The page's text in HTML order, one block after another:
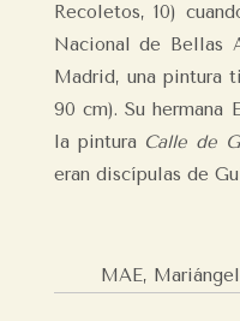
Recoletos, 10)
Nacional de Bellas
Madrid, una pintura
90 cm). Su hermana
la pintura Calle de
eran discípulas de
MAE,